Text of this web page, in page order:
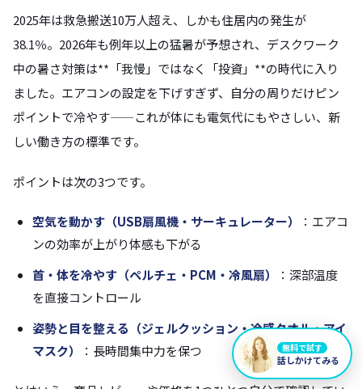
2025年は救急搬送10万人超え、しかも住居内の発生が
38.1％。2026年も例年以上の猛暑が予想され、デスクワーク
中の暑さ対策は**「我慢」ではなく「投資」**の時代に入り
ました。エアコンの設定を下げすぎず、自分の周りだけピン
ポイントで冷やす——これが体にも電気代にもやさしい、新
しい働き方の標準です。
ポイントは次の3つです。
空気を動かす（USB扇風機・サーキュレーター）
：エアコ
ンの効率が上がり体感も下がる
首・体を冷やす（ペルチェ・PCM・冷風扇）
：深部温度
を直接コントロール
姿勢と目を整える（ジェルクッション・冷感タオル・アイ
マスク）
：長時間集中力を保つ 無料で試す
話しかけてみる